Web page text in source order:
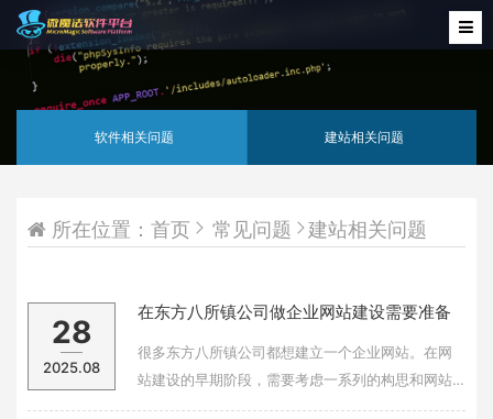
软件相关问题 建站相关问题
所在位置： 首页 常见问题 建站相关问题
在东方八所镇公司做企业网站建设需要准备
什么前期工作？
28
2025.08
很多东方八所镇公司都想建立一个企业网站。在网
站建设的早期阶段，需要考虑一系列的构思和网站
布局设计。如前期做好网站架建的构思的话、网站